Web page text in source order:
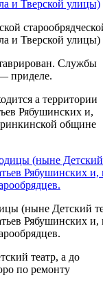
и Тверской улицы)
Службы
приделе.
а территории
Рябушинских и,
общине
(ныне Детский
Рябушинских
театр, а до
по ремонту